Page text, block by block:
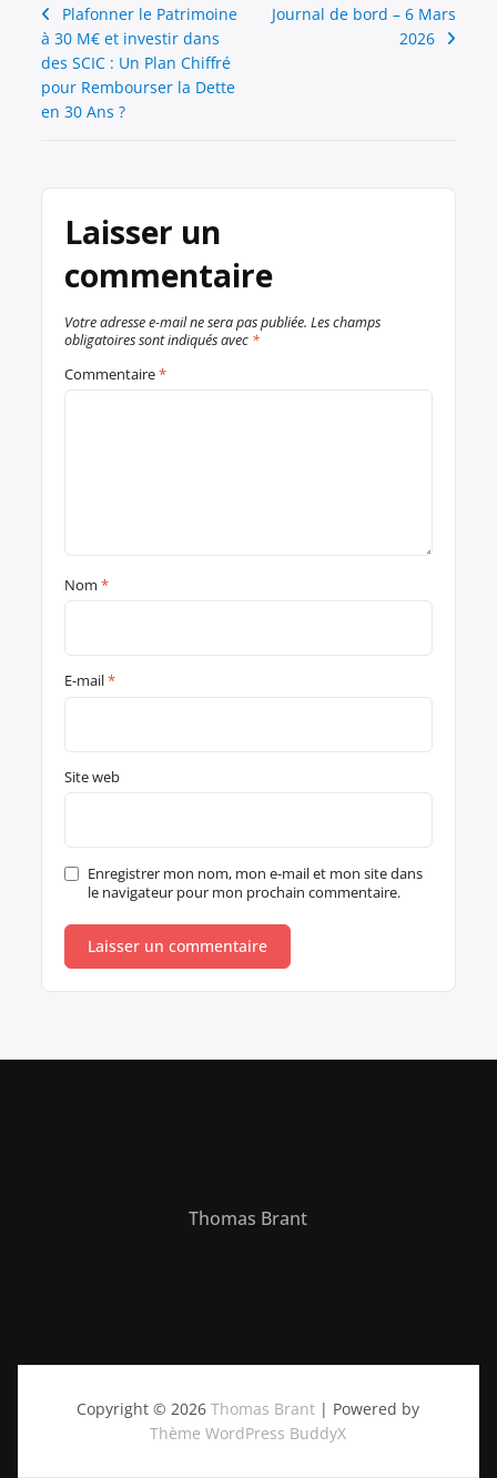
Navigation
de
l’article
Plafonner le Patrimoine
à 30 M€ et investir dans
des SCIC : Un Plan Chiffré
pour Rembourser la Dette
en 30 Ans ?
Journal de bord – 6 Mars
2026
Laisser un
commentaire
Votre adresse e-mail ne sera pas publiée. Les champs
obligatoires sont indiqués avec *
Commentaire*
Nom*
E-mail*
Site web
Enregistrer mon nom, mon e-mail et mon site dans
le navigateur pour mon prochain commentaire.
Thomas Brant
Copyright © 2026Thomas Brant | Powered by
Thème WordPress BuddyX